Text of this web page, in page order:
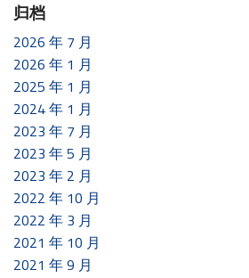
归档
2026 年 7 月
2026 年 1 月
2025 年 1 月
2024 年 1 月
2023 年 7 月
2023 年 5 月
2023 年 2 月
2022 年 10 月
2022 年 3 月
2021 年 10 月
2021 年 9 月